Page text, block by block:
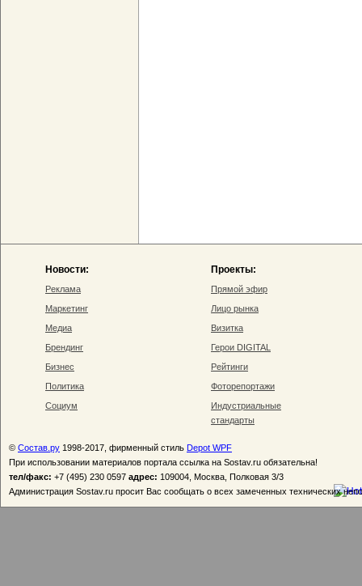
Новости:
Реклама
Маркетинг
Медиа
Брендинг
Бизнес
Политика
Социум
Проекты:
Прямой эфир
Лицо рынка
Визитка
Герои DIGITAL
Рейтинги
Фоторепортажи
Индустриальные
стандарты
© Состав.ру 1998-2017, фирменный стиль Depot WPF
При использовании материалов портала ссылка на Sostav.ru обязательна!
тел/факс: +7 (495) 230 0597 адрес: 109004, Москва, Полковая 3/3
Администрация Sostav.ru просит Вас сообщать о всех замеченных технических